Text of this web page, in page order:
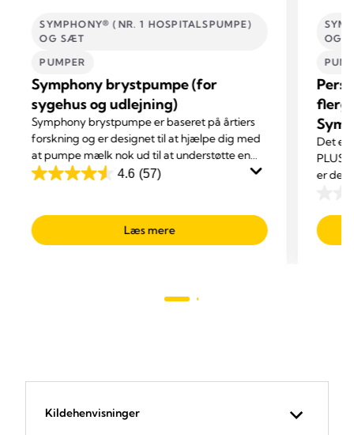
SYMPHONY® (NR. 1 HOSPITALSPUMPE)
OG SÆT
PUMPER
Symphony brystpumpe (for
sygehus og udlejning)
Symphony brystpumpe er baseret på årtiers
forskning og er designet til at hjælpe dig med
at pumpe mælk nok ud til at understøtte en
kost bestående af brystmælk til dit barn. Med
4.6 (57)
4.6
af
5
Læs mere
OG
Det er
PLUS
er
ud
af
Kildehenvisninger